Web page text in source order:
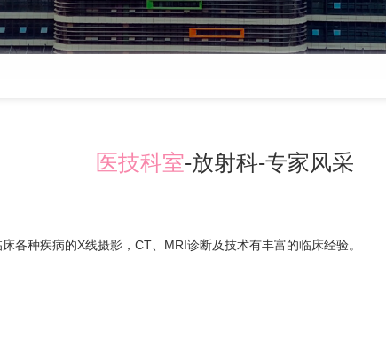
医技科室-放射科-专家风采
各种疾病的X线摄影，CT、MRI诊断及技术有丰富的临床经验。